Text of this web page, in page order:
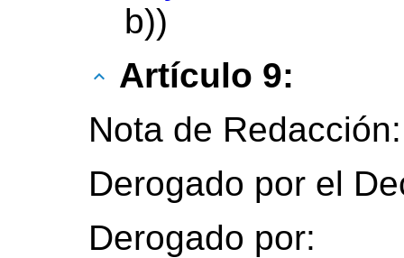
b))
Artículo 9:
Nota de Redacción:
Derogado por el
Derogado por: